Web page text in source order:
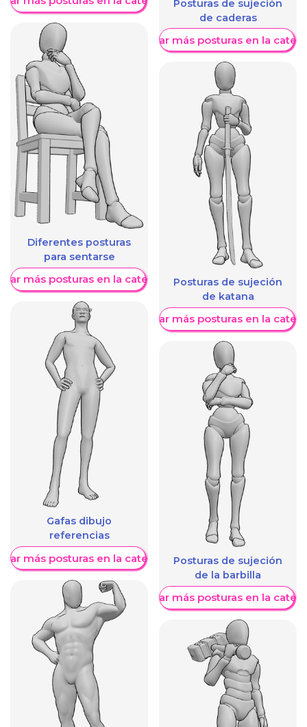
Diferentes posturas
para sentarse
más posturas en la categoría
Gafas dibujo
referencias
más posturas en la categoría
Posturas de sujeción
de caderas
Mostrar más posturas en la
Posturas de sujeción
de katana
Mostrar más posturas en la
Posturas de sujeción
de la barbilla
Mostrar más posturas en la